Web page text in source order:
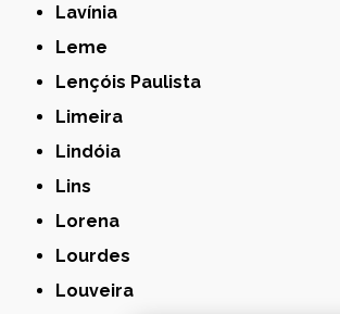
Lavínia
Leme
Lençóis Paulista
Limeira
Lindóia
Lins
Lorena
Lourdes
Louveira